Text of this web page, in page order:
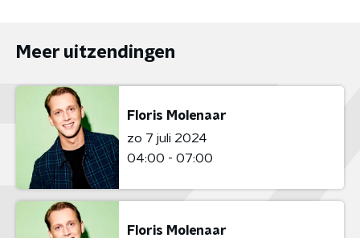
Meer uitzendingen
Floris Molenaar
zo 7 juli 2024
04:00 - 07:00
Floris Molenaar